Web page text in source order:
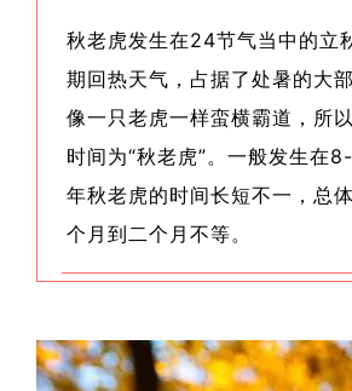
秋老虎发生在24节气当中的立
期回热天气，占据了处暑的大
像一只老虎一样蛮横霸道，所
时间为“秋老虎”。一般发生在
年秋老虎的时间长短不一，总
个月到二个月不等。